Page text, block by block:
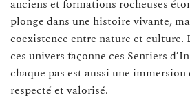
anciens et formations rocheuses
plonge dans une histoire vivante,
coexistence entre nature et culture.
ces univers façonne ces Sentiers
chaque pas est aussi une immersion
respecté et valorisé.